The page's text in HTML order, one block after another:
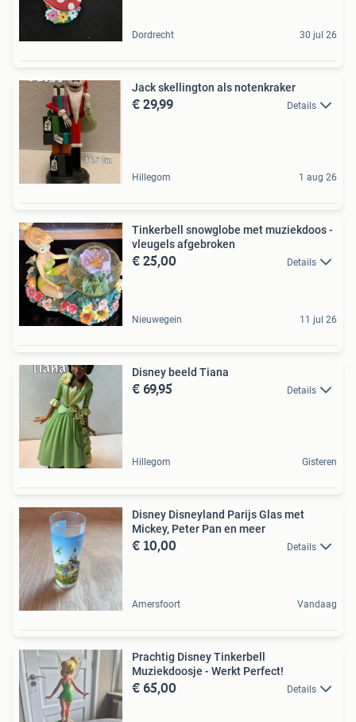
Dordrecht 30 jul 26
Jack skellington als notenkraker
€ 29,99 Details
Hillegom 1 aug 26
Tinkerbell snowglobe met muziekdoos -
vleugels afgebroken
€ 25,00 Details
Nieuwegein 11 jul 26
Disney beeld Tiana
€ 69,95 Details
Hillegom Gisteren
Disney Disneyland Parijs Glas met
Mickey, Peter Pan en meer
€ 10,00 Details
Amersfoort Vandaag
Prachtig Disney Tinkerbell
Muziekdoosje - Werkt Perfect!
€ 65,00 Details